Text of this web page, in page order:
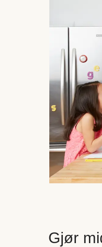
Gjør